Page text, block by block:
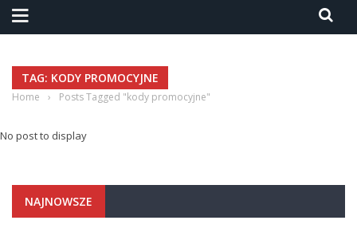
TAG: KODY PROMOCYJNE
Home › Posts Tagged "kody promocyjne"
No post to display
NAJNOWSZE